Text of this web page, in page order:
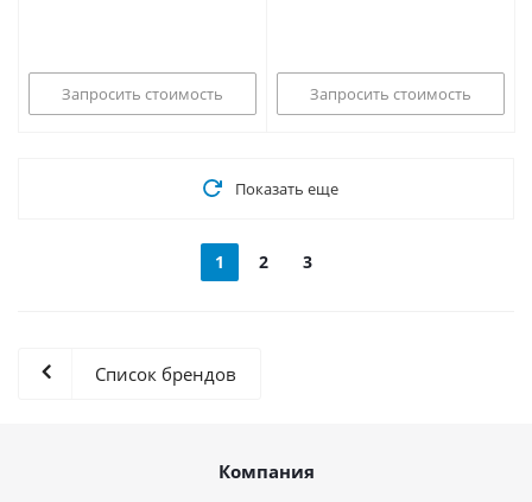
Запросить стоимость Запросить стоимость
Показать еще
1 2 3
Список брендов
Компания